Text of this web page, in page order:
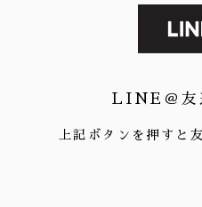
LINE＠友
上記ボタンを押すと